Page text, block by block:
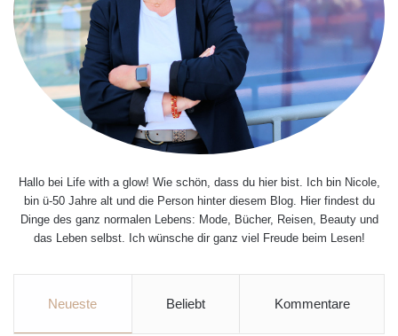
Hallo bei Life with a glow! Wie schön, dass du hier bist. Ich bin Nicole,
bin ü-50 Jahre alt und die Person hinter diesem Blog. Hier findest du
Dinge des ganz normalen Lebens: Mode, Bücher, Reisen, Beauty und
das Leben selbst. Ich wünsche dir ganz viel Freude beim Lesen!
Neueste Beliebt Kommentare